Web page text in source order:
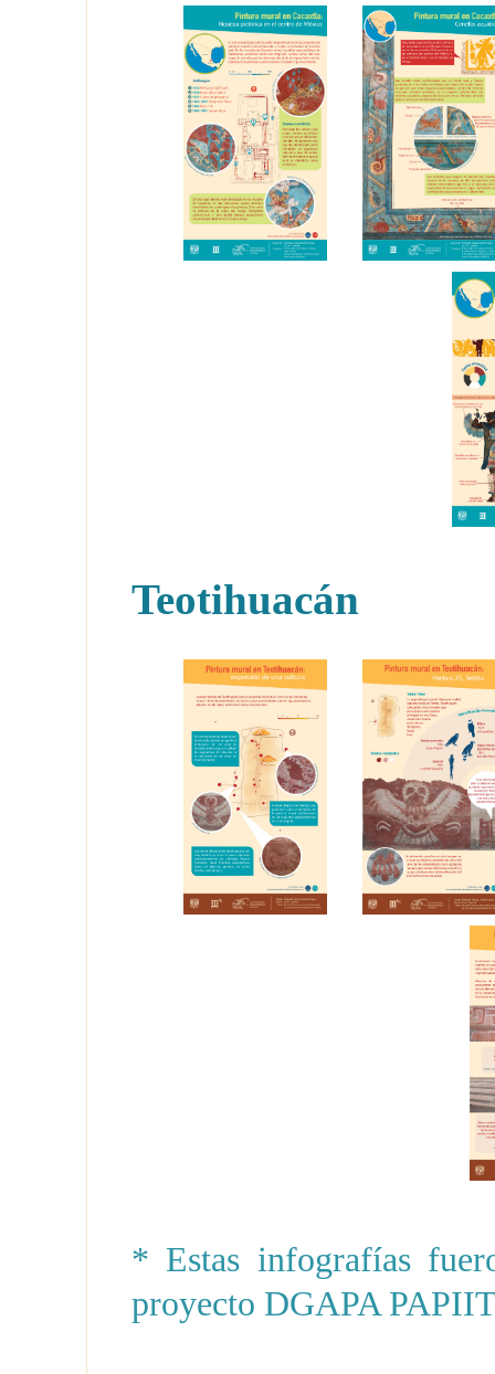
Teotihuacán
* Estas infografías
proyecto DGAPA